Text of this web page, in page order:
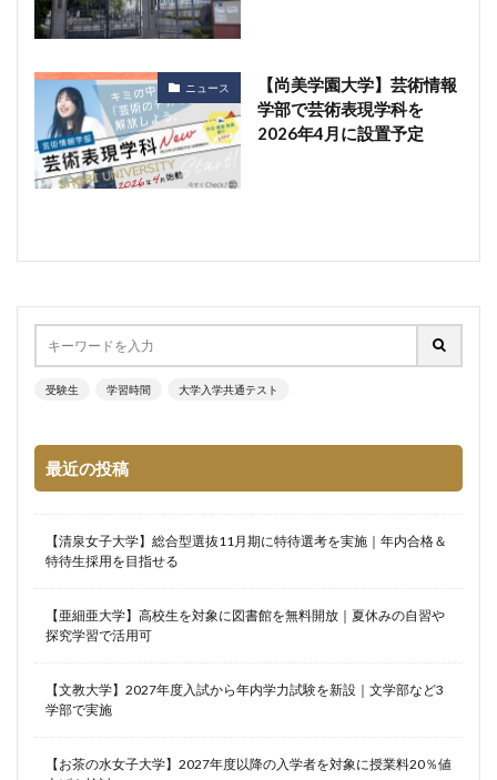
ニュース
【尚美学園大学】芸術情報
学部で芸術表現学科を
2026年4月に設置予定
受験生 学習時間 大学入学共通テスト
最近の投稿
【清泉女子大学】総合型選抜11月期に特待選考を実施｜年内合格＆
特待生採用を目指せる
【亜細亜大学】高校生を対象に図書館を無料開放｜夏休みの自習や
探究学習で活用可
【文教大学】2027年度入試から年内学力試験を新設｜文学部など3
学部で実施
【お茶の水女子大学】2027年度以降の入学者を対象に授業料20％値